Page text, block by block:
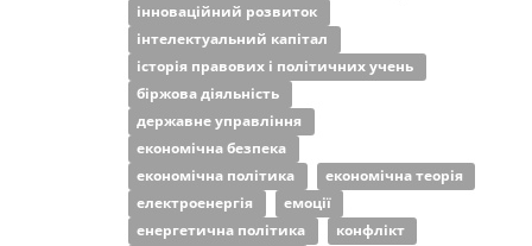
інноваційний розвиток
інтелектуальний капітал
історія правових і політичних учень
біржова діяльність
державне управління
економічна безпека
економічна політика
економічна теорія
електроенергія
емоції
енергетична політика
конфлікт